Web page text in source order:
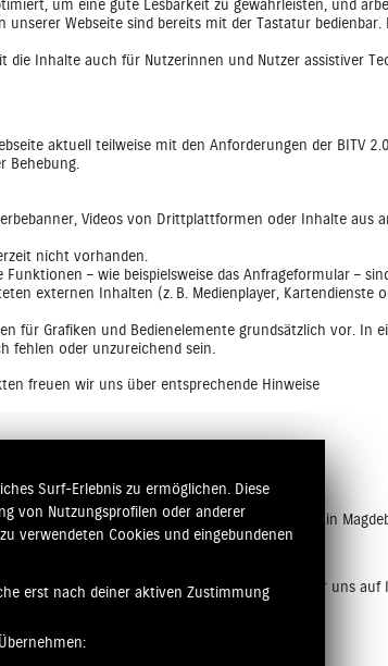
um eine gute Lesbarkeit zu gewährleisten, und
Webseite sind bereits mit der Tastatur
Inhalte auch für Nutzerinnen und Nutzer assistiver
aktuell teilweise mit den Anforderungen der BITV
Behebung.
Videos von Drittplattformen oder Inhalte aus
nicht vorhanden.
– wie beispielsweise das Anfrageformular –
externen Inhalten (z. B. Medienplayer, Kartendienste
Grafiken und Bedienelemente grundsätzlich vor. In
fehlen oder unzureichend sein.
freuen wir uns über entsprechende Hinweise
aktualisiert.
von Produkten und Dienstleistungen“ in
der Barrierefreiheit haben, freuen wir uns auf
Surf-Erlebnis zu ermöglichen. Diese
von Nutzungsprofilen oder anderer
verwendeten Cookies und eingebundenen
erst nach deiner aktiven Zustimmung